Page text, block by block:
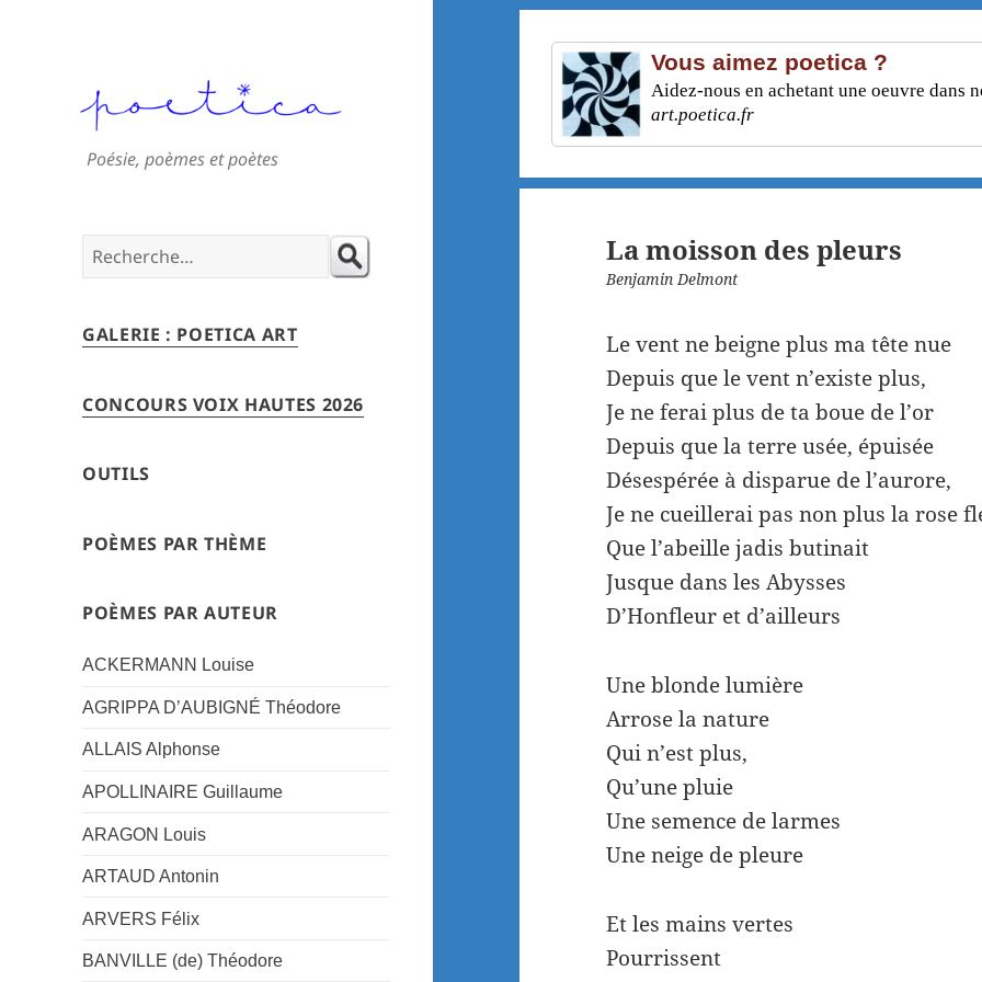
Poésie, poèmes et poètes
Search
for:
GALERIE : POETICA ART
CONCOURS VOIX HAUTES 2026
OUTILS
POÈMES PAR THÈME
POÈMES PAR AUTEUR
ACKERMANN Louise
AGRIPPA D’AUBIGNÉ Théodore
ALLAIS Alphonse
APOLLINAIRE Guillaume
ARAGON Louis
ARTAUD Antonin
ARVERS Félix
BANVILLE (de) Théodore
Vous aimez poetica ?
Aidez-nous en achetant une oeuvre dans
art.poetica.fr
La moisson des pleurs
Benjamin Delmont
Le vent ne beigne plus ma tête nue
Depuis que le vent n’existe plus,
Je ne ferai plus de ta boue de l’or
Depuis que la terre usée, épuisée
Désespérée à disparue de l’aurore,
Je ne cueillerai pas non plus la rose
Que l’abeille jadis butinait
Jusque dans les Abysses
D’Honfleur et d’ailleurs
Une blonde lumière
Arrose la nature
Qui n’est plus,
Qu’une pluie
Une semence de larmes
Une neige de pleure
Et les mains vertes
Pourrissent